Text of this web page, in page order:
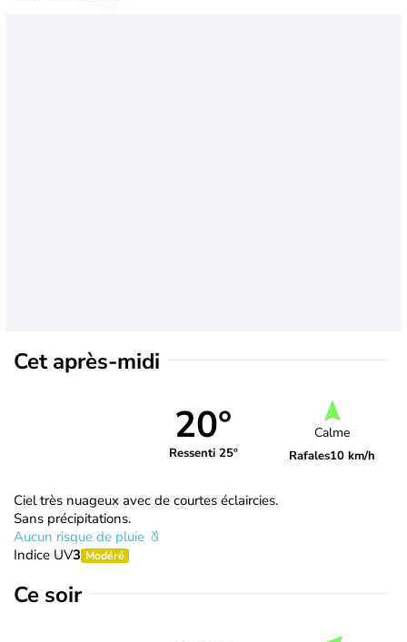
Cet après-midi
20°
Ressenti 25°
Calme
Rafales10 km/h
Ciel très nuageux avec de courtes éclaircies.
Sans précipitations.
Aucun risque de pluie
Indice UV3 Modéré
Ce soir